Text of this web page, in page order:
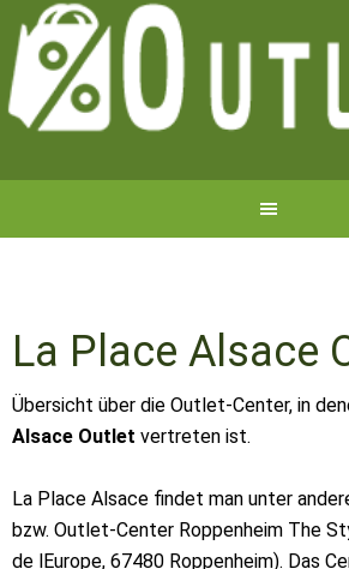
La Place Alsace
Übersicht über die Outlet-Center, in
Alsace Outlet vertreten ist.
La Place Alsace findet man unter
bzw. Outlet-Center Roppenheim The
de lEurope, 67480 Roppenheim). Das